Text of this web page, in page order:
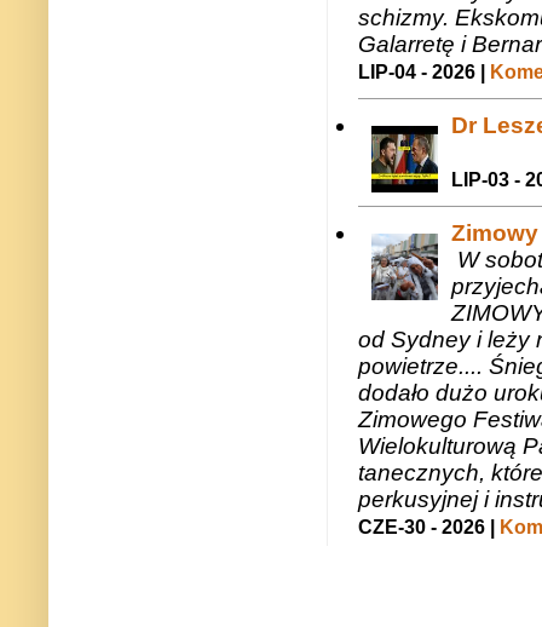
schizmy.
Galarretę i
LIP-04 - 2026 |
Dr
LIP-03 -
W
od Sydney i leży
powietrze....
dodało dużo
Zimowego
Wielokulturową
tanecznych,
perkusyjnej i
CZE-30 - 2026 |